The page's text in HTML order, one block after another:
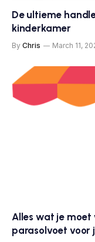
De ultieme
kinderkamer
By Chris March 11,
Alles wat je
parasolvoet voor